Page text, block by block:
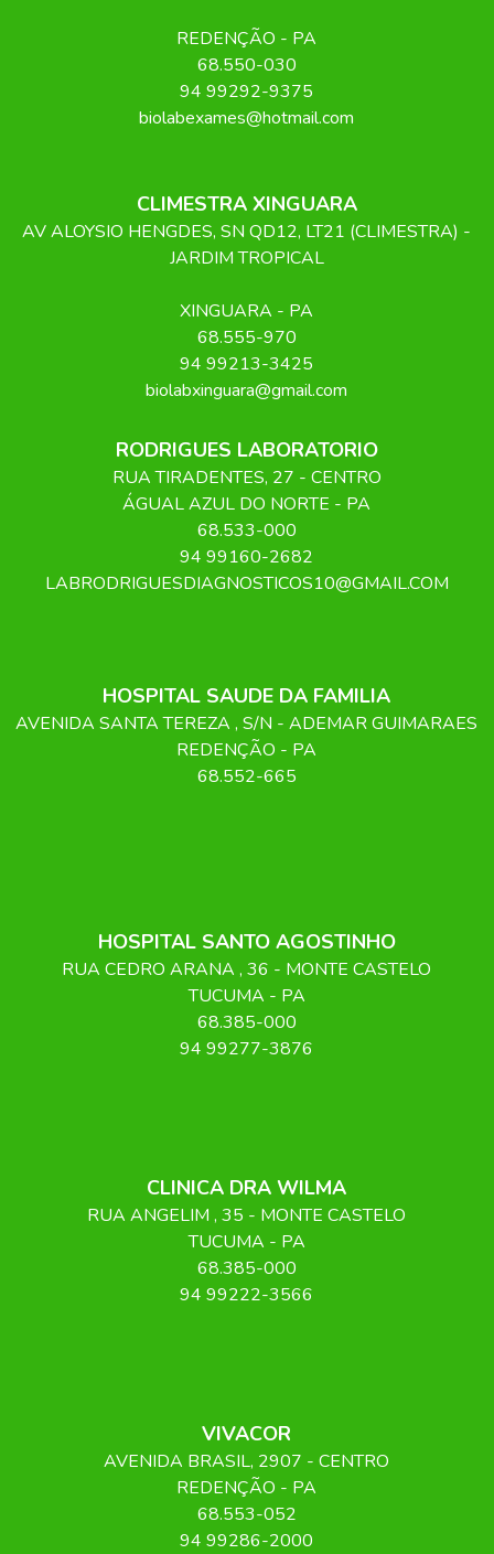
REDENÇÃO - PA
68.550-030
94 99292-9375
biolabexames@hotmail.com
CLIMESTRA XINGUARA
AV ALOYSIO HENGDES, SN QD12, LT21 (CLIMESTRA) -
JARDIM TROPICAL
XINGUARA - PA
68.555-970
94 99213-3425
biolabxinguara@gmail.com
RODRIGUES LABORATORIO
RUA TIRADENTES, 27 - CENTRO
ÁGUAL AZUL DO NORTE - PA
68.533-000
94 99160-2682
LABRODRIGUESDIAGNOSTICOS10@GMAIL.COM
HOSPITAL SAUDE DA FAMILIA
AVENIDA SANTA TEREZA, S/N - ADEMAR GUIMARAES
REDENÇÃO - PA
68.552-665
HOSPITAL SANTO AGOSTINHO
RUA CEDRO ARANA, 36 - MONTE CASTELO
TUCUMA - PA
68.385-000
94 99277-3876
CLINICA DRA WILMA
RUA ANGELIM, 35 - MONTE CASTELO
TUCUMA - PA
68.385-000
94 99222-3566
VIVACOR
AVENIDA BRASIL, 2907 - CENTRO
REDENÇÃO - PA
68.553-052
94 99286-2000